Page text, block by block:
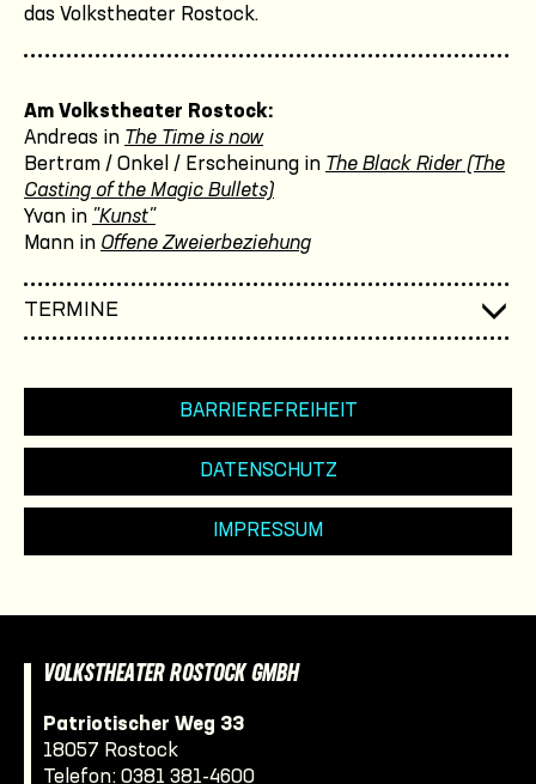
das Volkstheater Rostock.
Am Volkstheater Rostock:
Andreas in The Time is now
Bertram / Onkel / Erscheinung in The Black Rider (The
Casting of the Magic Bullets)
Yvan in "Kunst"
Mann in Offene Zweierbeziehung
TERMINE
BARRIEREFREIHEIT
DATENSCHUTZ
IMPRESSUM
VOLKSTHEATER ROSTOCK GMBH
Patriotischer Weg 33
18057 Rostock
Telefon: 0381 381-4600